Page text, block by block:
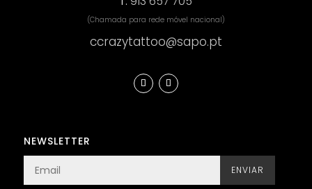
(Chamada para rede móvel nacional)
ccrazytattoo@sapo.pt
NEWSLETTER
ENVIAR